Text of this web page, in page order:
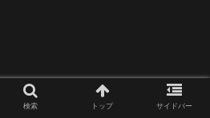
検索 トップ サイドバー